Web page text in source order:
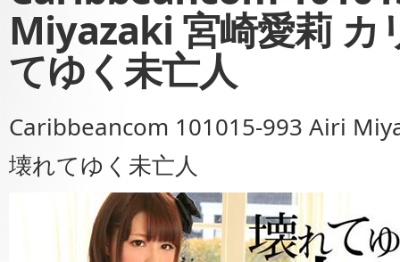
Miyazaki 宮崎愛莉 カ
てゆく未亡人
Caribbeancom 101015-993 Airi
壊れてゆく未亡人